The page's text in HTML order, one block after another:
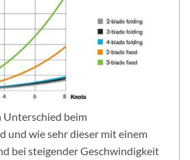
Unterschied beim
und wie sehr dieser mit einem
bei steigender Geschwindigkeit